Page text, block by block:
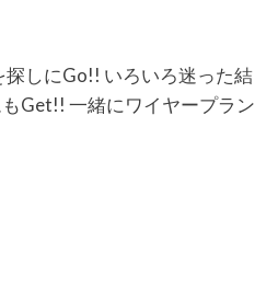
しにGo!! いろいろ迷った結
Get!! 一緒にワイヤープラン